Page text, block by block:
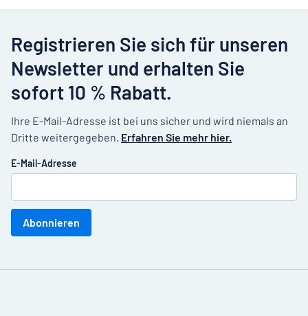
Registrieren Sie sich für unseren
Newsletter und erhalten Sie
sofort 10 % Rabatt.
Ihre E-Mail-Adresse ist bei uns sicher und wird niemals an
Dritte weitergegeben. Erfahren Sie mehr hier.
E-Mail-Adresse
Abonnieren